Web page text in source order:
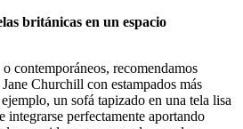
británicas en un espacio
contemporáneos, recomendamos
Churchill con estampados más
un sofá tapizado en una tela lisa
integrarse perfectamente aportando